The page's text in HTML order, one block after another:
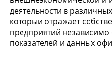
деятельности в
который отражает
предприятий
показателей и данных